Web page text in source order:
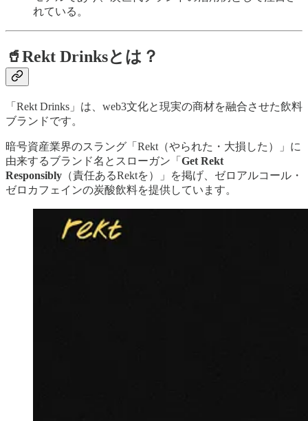
れている。
🥤Rekt Drinksとは？
「Rekt Drinks」は、web3文化と現実の商材を融合させた飲料
ブランドです。
暗号資産業界のスラング「Rekt（やられた・大損した）」に
由来するブランド名とスローガン「 Get Rekt
Responsibly （責任あるRektを）」を掲げ、ゼロアルコール・
ゼロカフェインの炭酸飲料を提供しています。